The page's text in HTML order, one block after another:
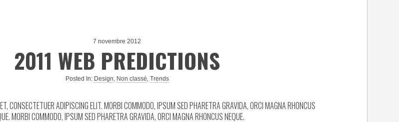
7 novembre 2012
2011 WEB PREDICTIONS
Posted In: Design, Non classé, Trends
CONSECTETUER ADIPISCING ELIT. MORBI COMMODO, IPSUM SED PHARETRA GRAVIDA, ORCI MAGNA RHONCUS
MORBI COMMODO, IPSUM SED PHARETRA GRAVIDA, ORCI MAGNA RHONCUS NEQUE.